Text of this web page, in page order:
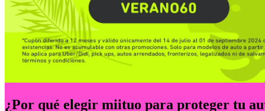
¿Por qué elegir miituo para proteger tu